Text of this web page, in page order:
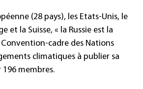
(28 pays), les Etats-Unis, le
et la Suisse, « la Russie est la
cadre des Nations
climatiques à publier sa
membres.